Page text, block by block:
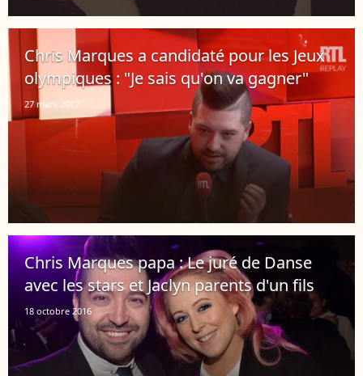
Chris Marques a candidaté pour les Jeux
olympiques : "Je sais qu'on va gagner"
27 mars 2017
Chris Marques papa : Le juré de Danse
avec les stars et Jaclyn parents d'un fils
18 octobre 2016